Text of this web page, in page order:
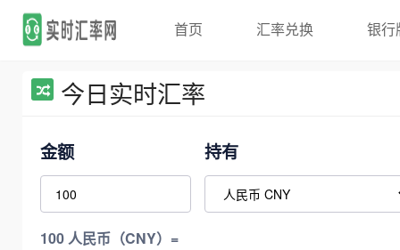
首页 汇率兑换 银行
今日实时汇率
金额 持有
100 人民币（CNY）=